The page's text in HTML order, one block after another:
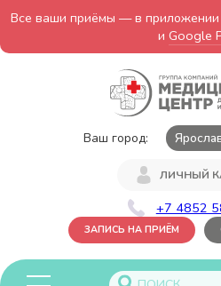
Все ваши приёмы — в приложении
и Google
Ваш город:
ЛИЧНЫЙ
+7 4852
ЗАПИСЬ НА ПРИЁМ